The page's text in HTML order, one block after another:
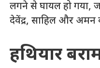
लगने से घायल हो गया,
देवेंद्र, साहिल और अमन
हथियार